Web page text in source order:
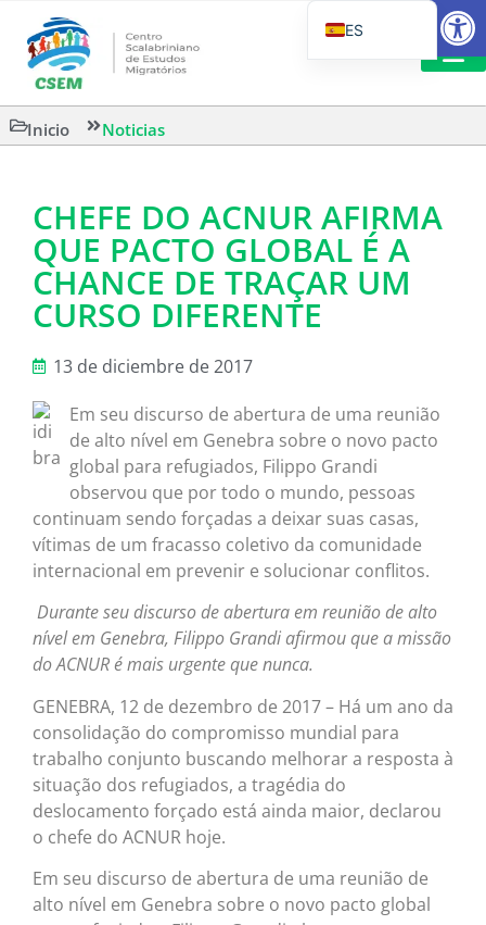
Inicio Noticias
CHEFE DO ACNUR AFIRMA
QUE PACTO GLOBAL É A
CHANCE DE TRAÇAR UM
CURSO DIFERENTE
13 de diciembre de 2017
Em seu discurso de abertura de uma reunião
de alto nível em Genebra sobre o novo pacto
global para refugiados, Filippo Grandi
observou que por todo o mundo, pessoas
continuam sendo forçadas a deixar suas casas,
vítimas de um fracasso coletivo da comunidade
internacional em prevenir e solucionar conflitos.
Durante seu discurso de abertura em reunião de alto
nível em Genebra, Filippo Grandi afirmou que a missão
do ACNUR é mais urgente que nunca.
GENEBRA, 12 de dezembro de 2017 – Há um ano da
consolidação do compromisso mundial para
trabalho conjunto buscando melhorar a resposta à
situação dos refugiados, a tragédia do
deslocamento forçado está ainda maior, declarou
o chefe do ACNUR hoje.
Em seu discurso de abertura de uma reunião de
alto nível em Genebra sobre o novo pacto global
ES
EN